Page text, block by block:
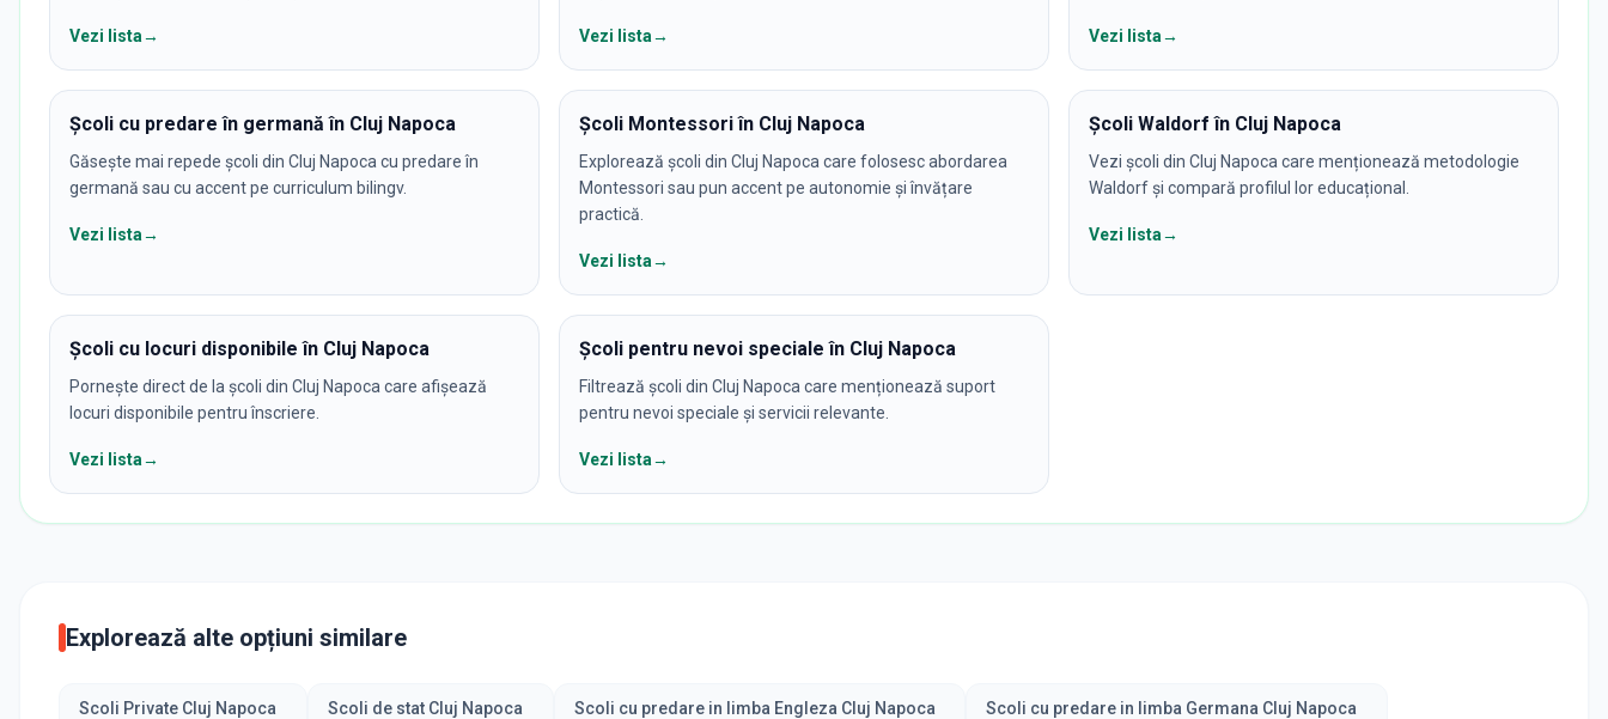
Vezi lista→ Vezi lista→ Vezi lista→
Școli cu predare în germană în Cluj Napoca
Găsește mai repede școli din Cluj Napoca cu predare în
germană sau cu accent pe curriculum bilingv.
Vezi lista→
Școli Montessori în Cluj Napoca
Explorează școli din Cluj Napoca care folosesc abordarea
Montessori sau pun accent pe autonomie și învățare
practică.
Vezi lista→
Școli Waldorf în Cluj Napoca
Vezi școli din Cluj Napoca care menționează metodologie
Waldorf și compară profilul lor educațional.
Vezi lista→
Școli cu locuri disponibile în Cluj Napoca
Pornește direct de la școli din Cluj Napoca care afișează
locuri disponibile pentru înscriere.
Vezi lista→
Școli pentru nevoi speciale în Cluj Napoca
Filtrează școli din Cluj Napoca care menționează suport
pentru nevoi speciale și servicii relevante.
Vezi lista→
Explorează alte opțiuni similare
Scoli Private Cluj Napoca Scoli de stat Cluj Napoca Scoli cu predare in limba Engleza Cluj Napoca Scoli cu predare in limba Germana Cluj Napoca